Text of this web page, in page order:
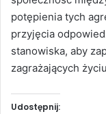
potępienia tych
przyjęcia
stanowiska, aby
zagrażających
Udostępnij: